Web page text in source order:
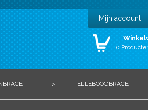
Mijn account
0
> ELLEBOOGBRACE